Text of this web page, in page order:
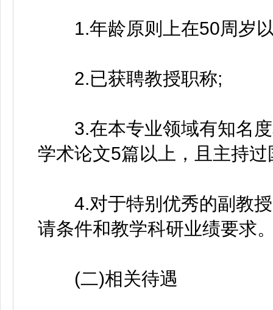
1.年龄原则上在50周岁
2.已获聘教授职称;
3.在本专业领域有知名度
学术论文5篇以上，且主持
4.对于特别优秀的副教授
请条件和教学科研业绩要求
(二)相关待遇